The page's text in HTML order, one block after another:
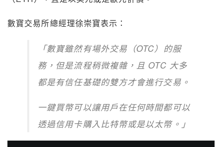
數寶交易所總經理徐崇寶表示：
「數寶雖然有場外交易（OTC）的服
務，但是流程稍微複雜，且 OTC 大多
都是有信任基礎的雙方才會進行交易。
一鍵買幣可以讓用戶在任何時間都可以
透過信用卡購入比特幣或是以太幣。」